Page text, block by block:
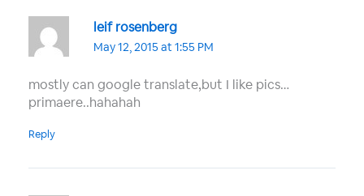
leif rosenberg
May 12, 2015 at 1:55 PM
mostly can google translate,but I like pics…
primaere..hahahah
Reply